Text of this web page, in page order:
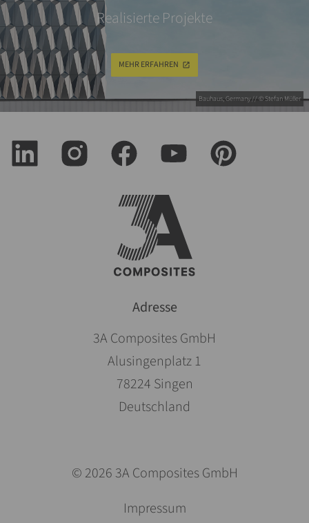
Bauhaus, Germany // © Stefan Müller
Realisierte Projekte
MEHR ERFAHREN
Adresse
3A Composites GmbH
Alusingenplatz 1
78224 Singen
Deutschland
© 2026 3A Composites GmbH
Impressum